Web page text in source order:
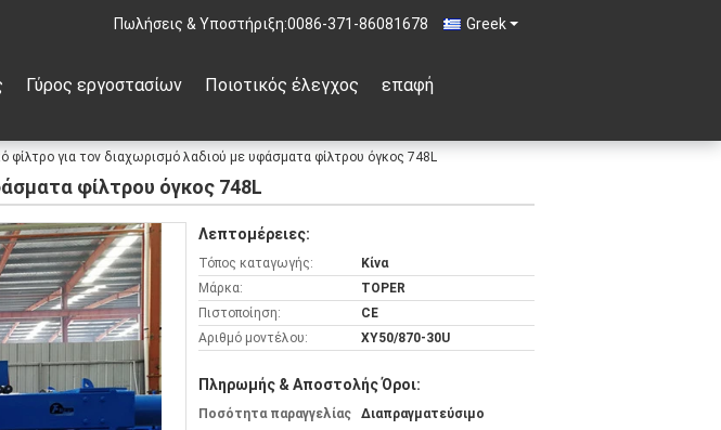
Greek
Πωλήσεις & Υποστήριξη:0086-371-86081678
Γύρος εργοστασίων Ποιοτικός έλεγχος
επαφή
φίλτρο για τον διαχωρισμό λαδιού με υφάσματα φίλτρου όγκος 748L
φίλτρου όγκος 748L
Λεπτομέρειες:
Τόπος καταγωγής:
Κίνα
Μάρκα:
TOPER
Πιστοποίηση:
CE
Αριθμό μοντέλου:
XY50/870-30U
Πληρωμής & Αποστολής Όροι:
Ποσότητα παραγγελίας
Διαπραγματεύσιμο